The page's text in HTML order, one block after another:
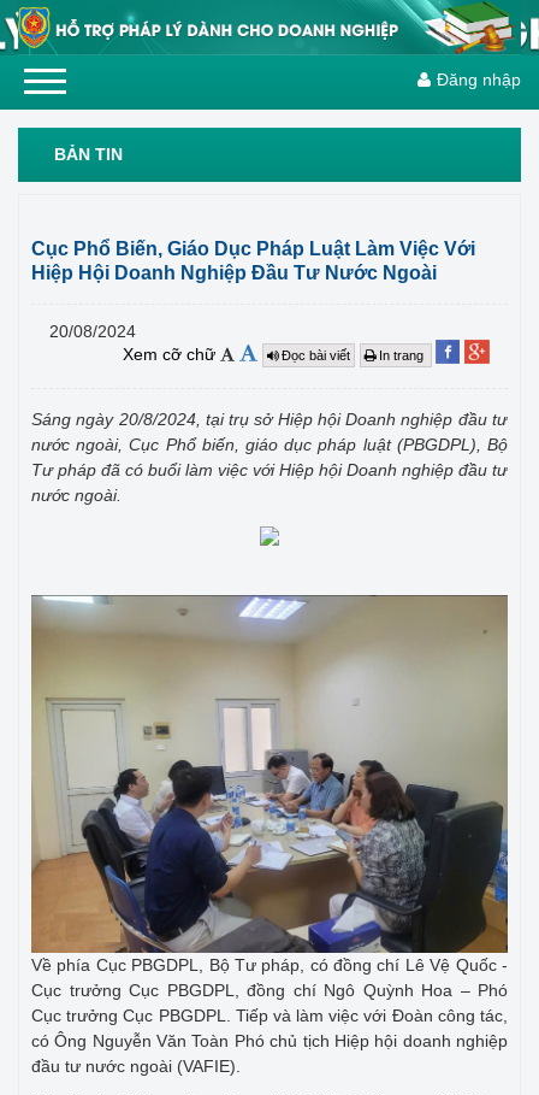
Đăng nhập
BẢN TIN
Cục Phổ Biến, Giáo Dục Pháp Luật Làm Việc Với
Hiệp Hội Doanh Nghiệp Đầu Tư Nước Ngoài
20/08/2024
Xem cỡ chữ
Đọc bài viết In trang
Sáng ngày 20/8/2024, tại trụ sở Hiệp hội Doanh nghiệp đầu tư
nước ngoài, Cục Phổ biến, giáo dục pháp luật (PBGDPL), Bộ
Tư pháp đã có buổi làm việc với Hiệp hội Doanh nghiệp đầu tư
nước ngoài.
Về phía Cục PBGDPL, Bộ Tư pháp, có đồng chí Lê Vệ Quốc -
Cục trưởng Cục PBGDPL, đồng chí Ngô Quỳnh Hoa – Phó
Cục trưởng Cục PBGDPL. Tiếp và làm việc với Đoàn công tác,
có Ông Nguyễn Văn Toàn Phó chủ tịch Hiệp hội doanh nghiệp
đầu tư nước ngoài (VAFIE).